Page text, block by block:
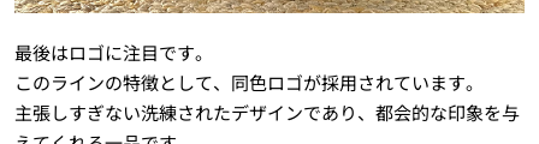
最後はロゴに注目です。
このラインの特徴として、同色ロゴが採用されています。
主張しすぎない洗練されたデザインであり、都会的な印象を与